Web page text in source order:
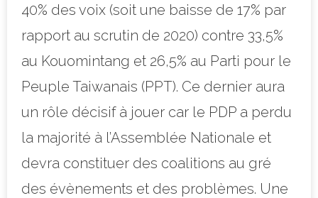
40% des voix (soit une baisse de 17% par
rapport au scrutin de 2020) contre 33,5%
au Kouomintang et 26,5% au Parti pour le
Peuple Taiwanais (PPT). Ce dernier aura
un rôle décisif à jouer car le PDP a perdu
la majorité à l’Assemblée Nationale et
devra constituer des coalitions au gré
des évènements et des problèmes. Une